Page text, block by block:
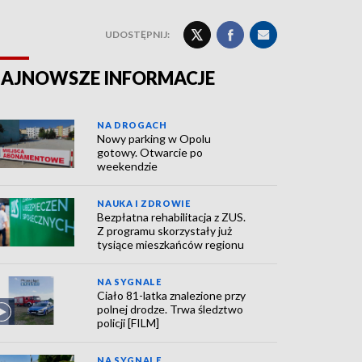
UDOSTĘPNIJ:
INFORMACJE
NA DROGACH
Nowy parking w Opolu
gotowy. Otwarcie po
weekendzie
NAUKA I ZDROWIE
Bezpłatna rehabilitacja z ZUS.
Z programu skorzystały już
tysiące mieszkańców regionu
NA SYGNALE
Ciało 81-latka znalezione przy
polnej drodze. Trwa śledztwo
policji [FILM]